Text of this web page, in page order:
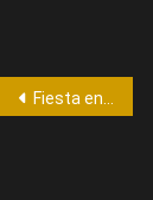
Fiesta en Córdoba por el título de la selección en la Copa América